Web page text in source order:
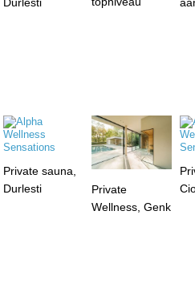
Durlesti
Private sauna,
Durlesti
Private
Wellness, Genk